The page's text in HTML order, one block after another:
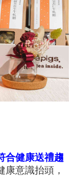
合健康送禮趨
康意識抬頭，